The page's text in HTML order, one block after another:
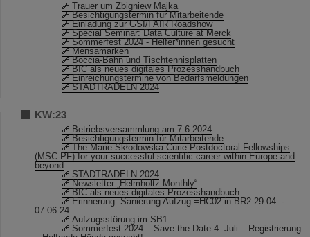
Trauer um Zbigniew Majka
Besichtigungstermin für Mitarbeitende
Einladung zur GSI/FAIR Roadshow
Special Seminar: Data Culture at Merck
Sommerfest 2024 - Helfer*innen gesucht
Mensamarken
Boccia-Bahn und Tischtennisplatten
BIC als neues digitales Prozesshandbuch
Einreichungstermine von Bedarfsmeldungen
STADTRADELN 2024
KW:23
Betriebsversammlung am 7.6.2024
Besichtigungstermin für Mitarbeitende
The Marie-Skłodowska-Curie Postdoctoral Fellowships
(MSC-PF) for your successful scientific career within Europe and
beyond
STADTRADELN 2024
Newsletter „Helmholtz Monthly“
BIC als neues digitales Prozesshandbuch
Erinnerung: Sanierung Aufzug =HC02 in BR2 29.04. -
07.06.24
Aufzugsstörung im SB1
Sommerfest 2024 – Save the Date 4. Juli – Registrierung